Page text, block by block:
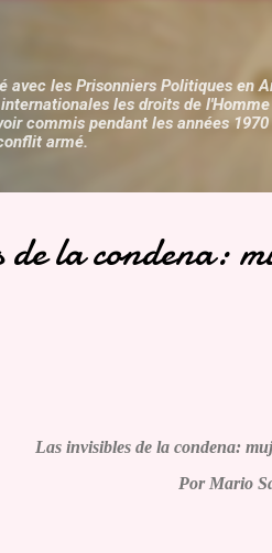
avec les Prisonniers Politiques en
les droits de
commis pendant les années
armé.
la condena:
Las invisibles de la condena:
Por Mario